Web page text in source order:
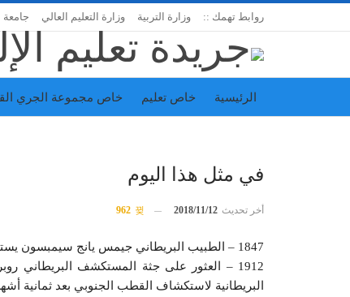
روابط تهمك :: وزارة التربية وزارة التعليم العالي جامعة
الرئيسية خاص تعليم خاص مجموعة الجري
في مثل هذا اليوم
أخر تحديث 2018/11/12
1847 – الطبيب البريطاني جيمس يانج سيمبسون يستخدم الكلوروفورم في التخدير لأول مرة في التاريخ.
1912 – العثور على جثة المستكشف
البريطانية لاستكشاف القطب الجنوبي بعد ثمانية